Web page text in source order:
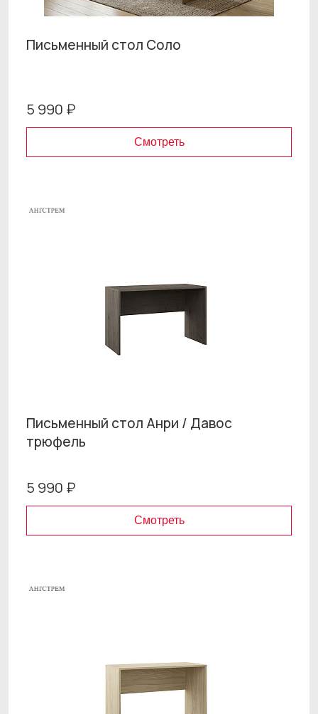
Письменный стол Соло
5 990 ₽
Смотреть
Письменный стол Анри / Давос
трюфель
5 990 ₽
Смотреть